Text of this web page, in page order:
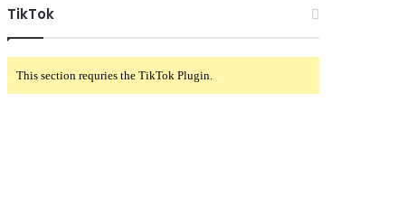
TikTok
This section requries the TikTok Plugin.